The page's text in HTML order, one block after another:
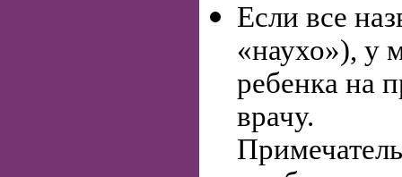
Если все
«наухо»), у
ребенка на
врачу.